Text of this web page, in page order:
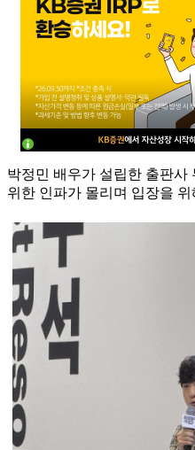
박정민 배우가 설립한 출판사
위한 인파가 몰리며 입장을